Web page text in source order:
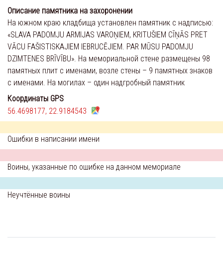
Описание памятника на захоронении
На южном краю кладбища установлен памятник с надписью:
«SLAVA PADOMJU ARMIJAS VAROŅIEM, KRITUŠIEM CĪŅĀS PRET
VĀCU FAŠISTISKAJIEM IEBRUCĒJIEM. PAR MŪSU PADOMJU
DZIMTENES BRĪVĪBU». На мемориальной стене размещены 98
памятных плит с именами, возле стены – 9 памятных знаков
с именами. На могилах – один надгробный памятник
Координаты GPS
56.4698177, 22.9184543
Ошибки в написании имени
Воины, указанные по ошибке на данном мемориале
Неучтённые воины